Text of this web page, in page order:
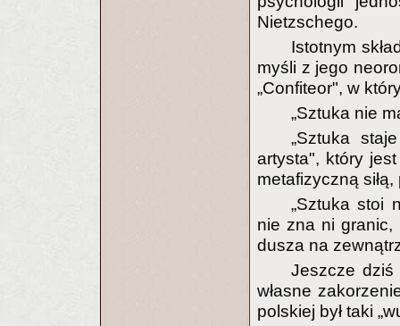
Nietzschego.
Istotnym
myśli z jego
„Confiteor", w
„Sztuka nie
„Sztuka
artysta", który
metafizyczną
„Sztuka stoi
nie zna ni granic,
dusza na
Jeszcze dziś
własne
polskiej był taki